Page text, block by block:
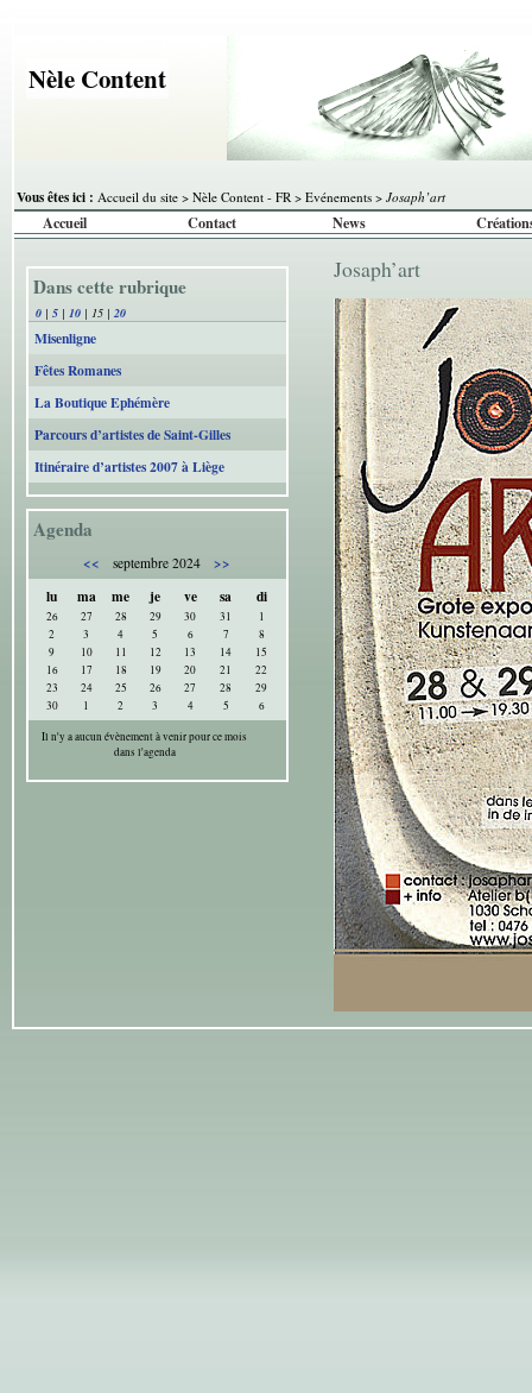
Nèle Content
Vous êtes ici : Accueil du site > Nèle Content - FR > Evénements > Josaph’art
Accueil Contact News
Dans cette rubrique
0 | 5 | 10 | 15 | 20
Misenligne
Fêtes Romanes
La Boutique Ephémère
Parcours d’artistes de Saint-Gilles
Itinéraire d’artistes 2007 à Liège
Agenda
<< septembre 2024
>>
lu
ma me je ve sa di
26 27 28 29 30 31
1
2
3 4 5 6 7
8
9
10 11 12 13 14
15
16
17 18 19 20 21
22
23
24 25 26 27 28
29
30
1 2 3 4 5
6
Il n'y a aucun évènement à venir pour ce mois
dans l'agenda
Josaph’art